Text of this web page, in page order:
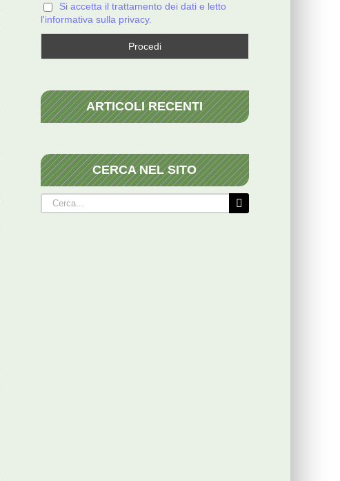
Si accetta il trattamento dei dati e letto
l'informativa sulla privacy.
ARTICOLI RECENTI
CERCA NEL SITO
Cerca
per: